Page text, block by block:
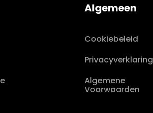
Algemeen
Cookiebeleid
Privacyverklaring
Algemene
Voorwaarden